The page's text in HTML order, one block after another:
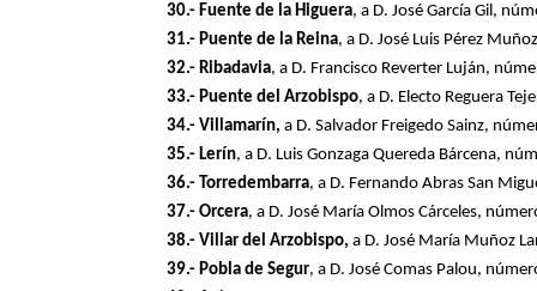
30.- Fuente de la Higuera, a D. José García Gil,
31.- Puente de la Reina, a D. José Luis Pérez
32.- Ribadavia, a D. Francisco Reverter Luján,
33.- Puente del Arzobispo, a D. Electo Reguera
34.- Villamarín,a D. Salvador Freigedo Sainz,
35.- Lerín, a D. Luis Gonzaga Quereda Bárcena,
36.- Torredembarra, a D. Fernando Abras San
37.- Orcera, a D. José María Olmos Cárceles,
38.- Villar del Arzobispo, a D. José María Muñoz
39.- Pobla de Segur, a D. José Comas Palou,